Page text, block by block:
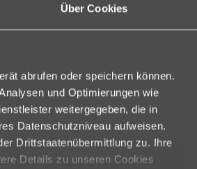
Über Cookies
abrufen oder speichern können.
und Optimierungen wie
weitergegeben, die in
Datenschutzniveau aufweisen.
Drittstaatenübermittlung zu. Ihre
Details zu unseren Cookies
wieder ein tolles Erlebnis für
ordentlichen Portion Helau.